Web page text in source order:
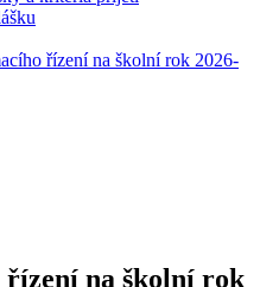
řízení na školní rok 2026-
na školní rok